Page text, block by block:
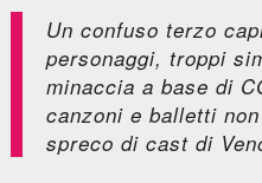
Un confuso terzo
personaggi, troppi
minaccia a base di
canzoni e balletti
spreco di cast di